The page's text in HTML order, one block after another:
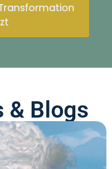
& Blogs